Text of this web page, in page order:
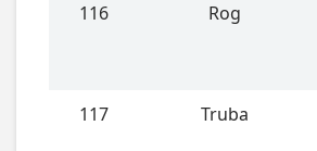
116 Rog
117 Truba